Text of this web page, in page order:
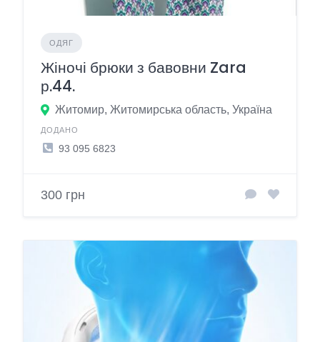
ОДЯГ
Жіночі брюки з бавовни Zara
р.44.
Житомир, Житомирська область, Україна
ДОДАНО
93 095 6823
300 грн